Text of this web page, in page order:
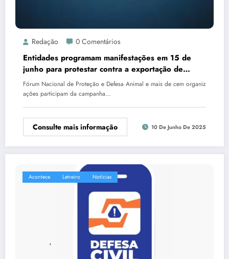
Redação 0 Comentários
Entidades programam manifestações em 15 de
junho para protestar contra a exportação de
animais vivos
Fórum Nacional de Proteção e Defesa Animal e mais de cem organiz
ações participam da campanha…
Consulte mais informação 10 De Junho De 2025
Acontece Letreiro Notícias